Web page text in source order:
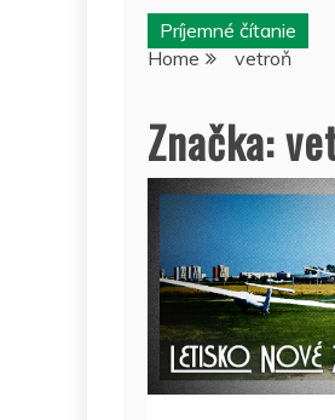
Príjemné čítanie
Home
vetroň
Značka: